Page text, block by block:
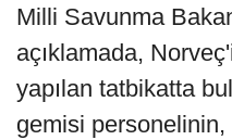
Milli Savunma
açıklamada,
yapılan tatbikatta
gemisi